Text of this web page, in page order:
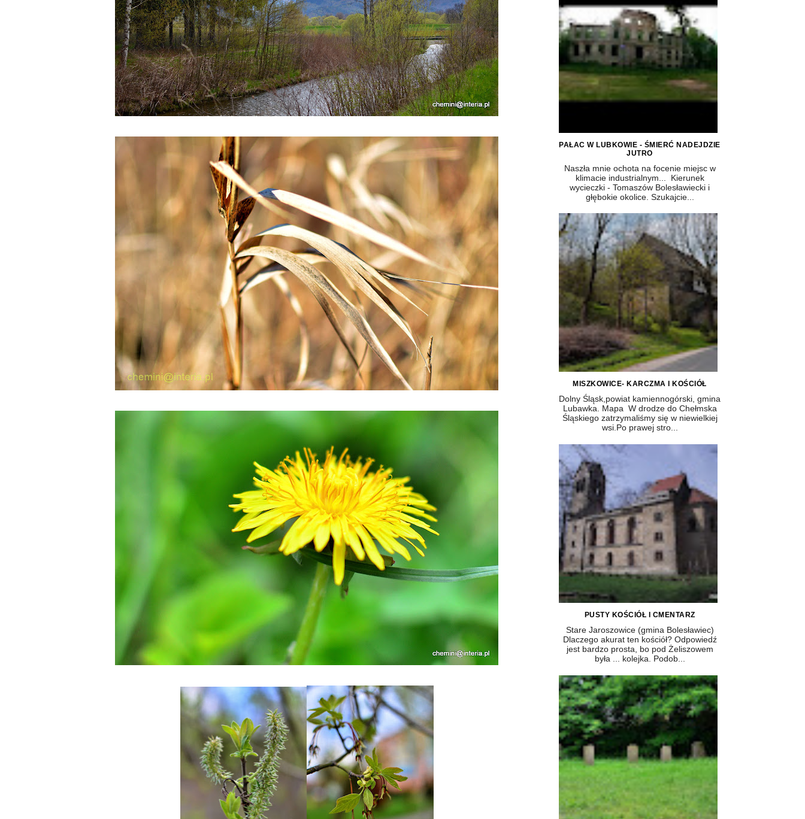
PAŁAC W LUBKOWIE - ŚMIERĆ NADEJDZIE
JUTRO
Naszła mnie ochota na focenie miejsc w
klimacie industrialnym... Kierunek
wycieczki - Tomaszów Bolesławiecki i
głębokie okolice. Szukajcie...
MISZKOWICE- KARCZMA I KOŚCIÓŁ
Dolny Śląsk,powiat kamiennogórski, gmina
Lubawka. Mapa W drodze do Chełmska
Śląskiego zatrzymaliśmy się w niewielkiej
wsi.Po prawej stro...
PUSTY KOŚCIÓŁ I CMENTARZ
Stare Jaroszowice (gmina Bolesławiec)
Dlaczego akurat ten kościół? Odpowiedź
jest bardzo prosta, bo pod Żeliszowem
była ... kolejka. Podob...